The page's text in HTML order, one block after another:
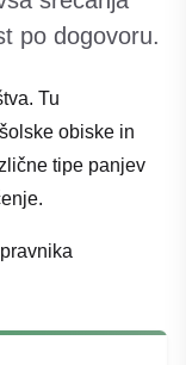
po dogovoru.
Tu
obiske in
tipe panjev